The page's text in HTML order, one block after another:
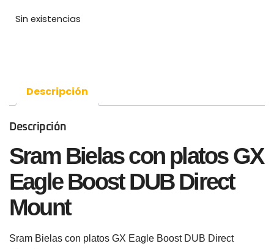
Sin existencias
Descripción
Descripción
Sram Bielas con platos GX
Eagle Boost DUB Direct
Mount
Sram Bielas con platos GX Eagle Boost DUB Direct